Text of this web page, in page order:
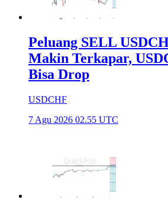
Peluang SELL
Makin Terkapar,
Bisa Drop
USDCHF
7 Agu 2026 02.55 UTC